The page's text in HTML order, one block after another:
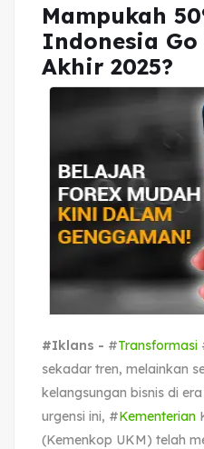
Mampukah
Indonesia
Akhir 2025?
#Iklans - #Transformasi
sekadar tren, melainkan
kelangsungan bisnis di
urgensi ini, #Kementerian
(Kemenkop UKM) telah